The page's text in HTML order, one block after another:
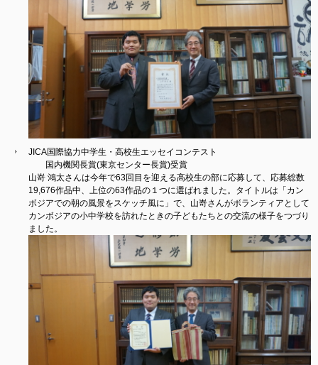
JICA国際協力中学生・高校生エッセイコンテスト
国内機関長賞(東京センター長賞)受賞
山嵜 鴻太さんは今年で63回目を迎える高校生の部に応募して、応募総数
19,676作品中、上位の63作品の１つに選ばれました。タイトルは「カン
ボジアでの朝の風景をスケッチ風に」で、山嵜さんがボランティアとして
カンボジアの小中学校を訪れたときの子どもたちとの交流の様子をつづり
ました。